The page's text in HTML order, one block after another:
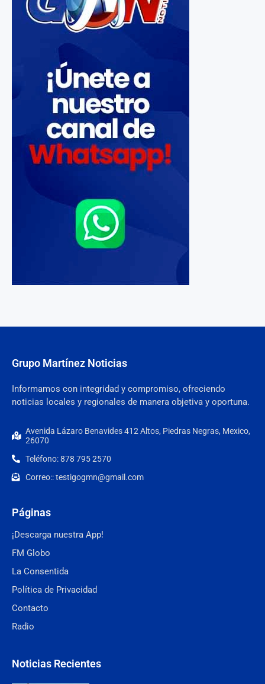
Grupo Martínez Noticias
Informamos con integridad y compromiso, ofreciendo
noticias locales y regionales de manera objetiva y oportuna.
Avenida Lázaro Benavides 412 Altos, Piedras Negras, Mexico,
26070
Teléfono: 878 795 2570
Correo:: testigogmn@gmail.com
Páginas
¡Descarga nuestra App!
FM Globo
La Consentida
Política de Privacidad
Contacto
Radio
Noticias Recientes